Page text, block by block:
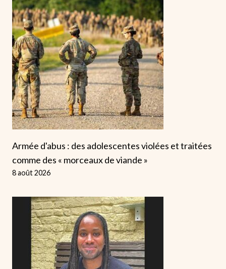
Armée d'abus : des adolescentes violées et traitées
comme des « morceaux de viande »
8 août 2026